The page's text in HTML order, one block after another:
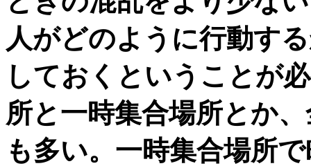
人がどのように行動す
しておくということが
所と一時集合場所とか
も多い。一時集合場所